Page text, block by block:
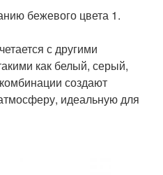
бежевого цвета 1.
с другими
как белый, серый,
создают
идеальную для